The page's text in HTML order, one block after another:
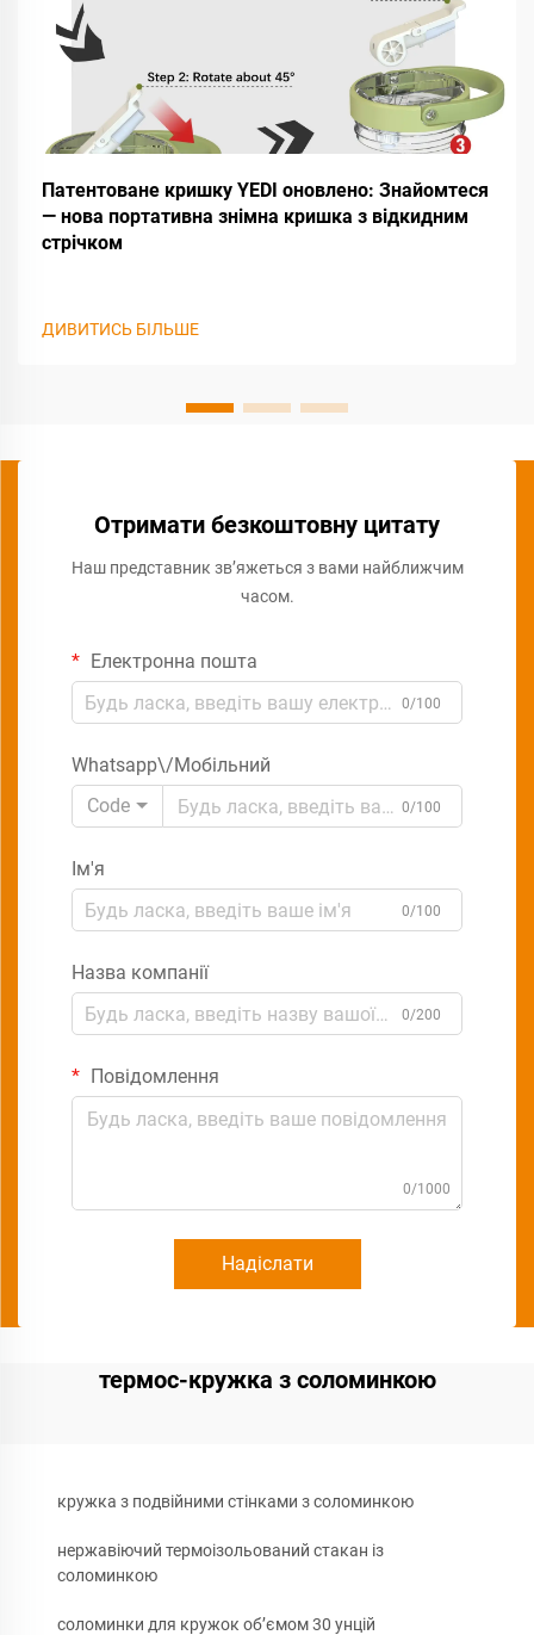
Патентоване кришку YEDI оновлено: Знайомтеся
— нова портативна знімна кришка з відкидним
стрічком
ДИВИТИСЬ БІЛЬШЕ
Отримати безкоштовну цитату
Наш представник зв’яжеться з вами найближчим
часом.
Електронна пошта
0/100
Whatsapp\/Мобільний
Code
0/100
Ім'я
0/100
Назва компанії
0/200
Повідомлення
0/1000
Надіслати
термос-кружка з соломинкою
кружка з подвійними стінками з соломинкою
нержавіючий термоізольований стакан із
соломинкою
соломинки для кружок об’ємом 30 унцій